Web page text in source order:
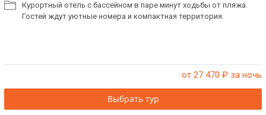
Курортный отель с бассейном в паре минут ходьбы от пляжа.
Гостей ждут уютные номера и компактная территория.
от 27 470 ₽ за ночь
Выбрать тур